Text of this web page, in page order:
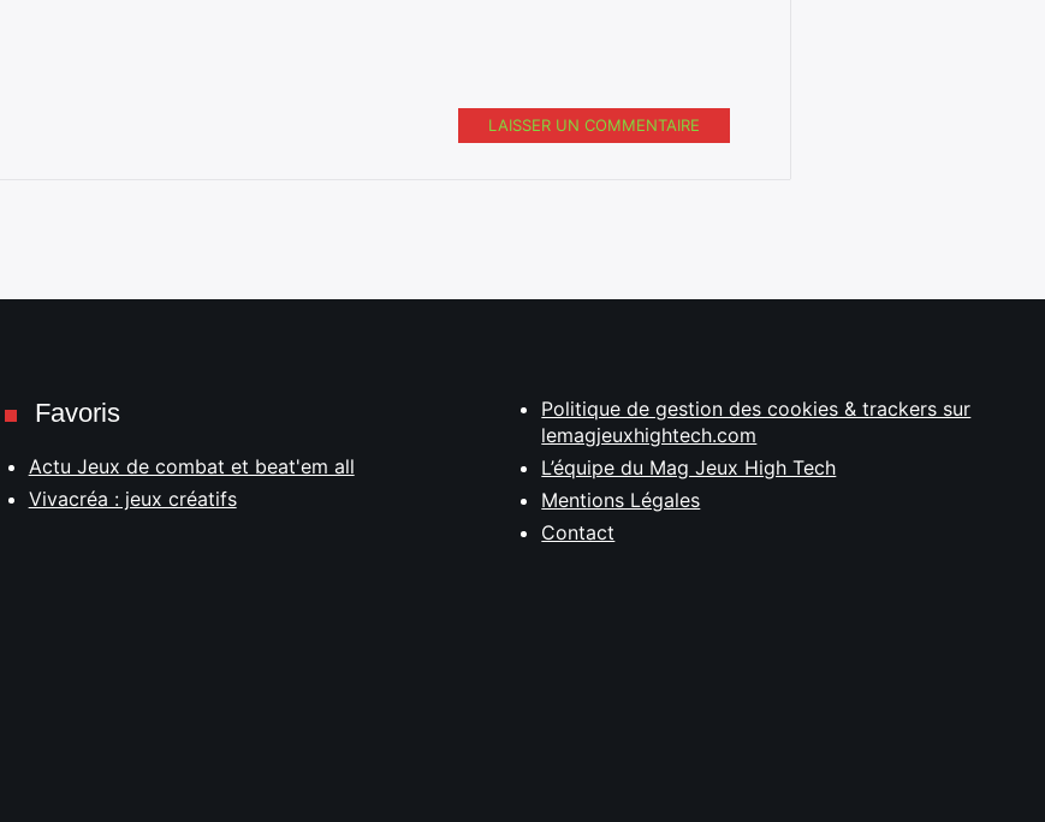
LAISSER UN COMMENTAIRE
Favoris
Actu Jeux de combat et beat'em all
Vivacréa : jeux créatifs
Politique de gestion des cookies & trackers sur
lemagjeuxhightech.com
L’équipe du Mag Jeux High Tech
Mentions Légales
Contact